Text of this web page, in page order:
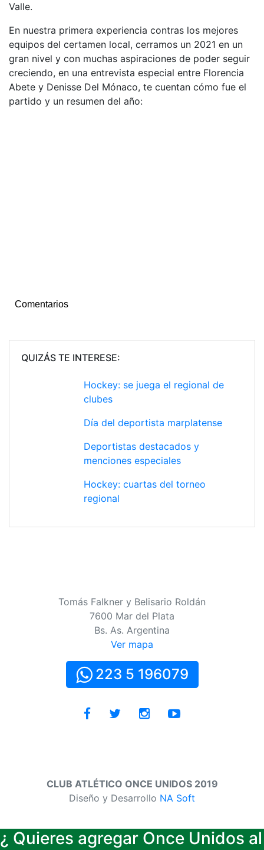
Valle.
En nuestra primera experiencia contras los mejores
equipos del certamen local, cerramos un 2021 en un
gran nivel y con muchas aspiraciones de poder seguir
creciendo, en una entrevista especial entre Florencia
Abete y Denisse Del Mónaco, te cuentan cómo fue el
partido y un resumen del año:
Comentarios
QUIZÁS TE INTERESE:
Hockey: se juega el regional de
clubes
Día del deportista marplatense
Deportistas destacados y
menciones especiales
Hockey: cuartas del torneo
regional
Tomás Falkner y Belisario Roldán
7600 Mar del Plata
Bs. As. Argentina
Ver mapa
223 5 196079
CLUB ATLÉTICO ONCE UNIDOS 2019
Diseño y Desarrollo NA Soft
¿ Quieres agregar Once Unidos al